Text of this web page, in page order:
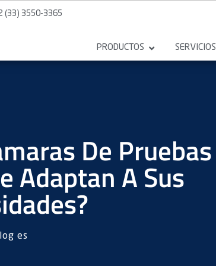
(33) 3550-3365
PRODUCTOS SERVICIOS
De Pruebas
Adaptan A Sus
es